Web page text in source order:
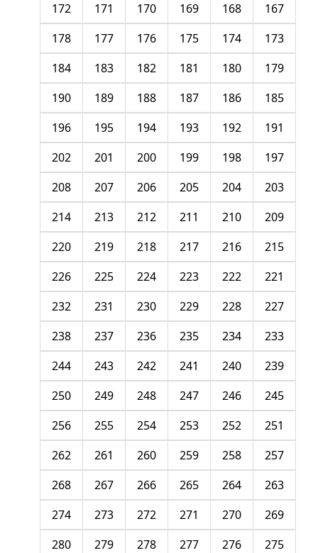
167
168
169
170
171
172
173
174
175
176
177
178
179
180
181
182
183
184
185
186
187
188
189
190
191
192
193
194
195
196
197
198
199
200
201
202
203
204
205
206
207
208
209
210
211
212
213
214
215
216
217
218
219
220
221
222
223
224
225
226
227
228
229
230
231
232
233
234
235
236
237
238
239
240
241
242
243
244
245
246
247
248
249
250
251
252
253
254
255
256
257
258
259
260
261
262
263
264
265
266
267
268
269
270
271
272
273
274
275
276
277
278
279
280